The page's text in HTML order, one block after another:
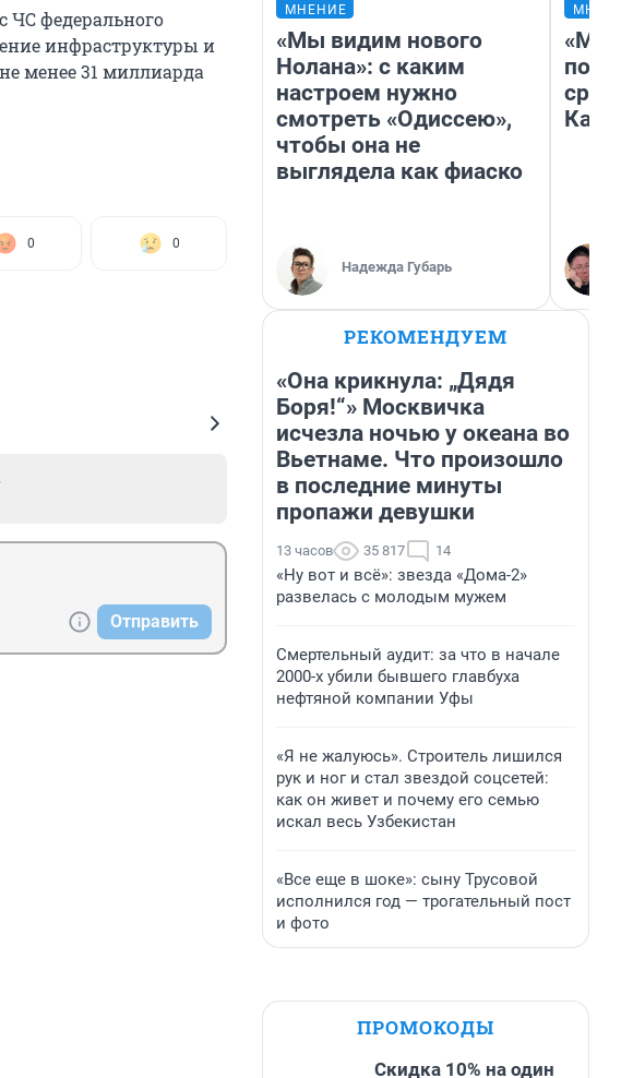
ЧС федерального
инфраструктуры и
не менее 31 миллиарда
0 0
Отправить
МНЕНИЕ
«Мы видим нового
Нолана»: с каким
настроем нужно
смотреть «Одиссею»,
чтобы она не
выглядела как фиаско
Надежда Губарь
РЕКОМЕНДУЕМ
«Она крикнула: „Дядя
Боря!“» Москвичка
исчезла ночью у океана во
Вьетнаме. Что произошло
в последние минуты
пропажи девушки
13 часов 35 817 14
«Ну вот и всё»: звезда «Дома-2»
развелась с молодым мужем
Смертельный аудит: за что в начале
2000-х убили бывшего главбуха
нефтяной компании Уфы
«Я не жалуюсь». Строитель лишился
рук и ног и стал звездой соцсетей:
как он живет и почему его семью
искал весь Узбекистан
«Все еще в шоке»: сыну Трусовой
исполнился год — трогательный пост
и фото
ПРОМОКОДЫ
Скидка 10% на один